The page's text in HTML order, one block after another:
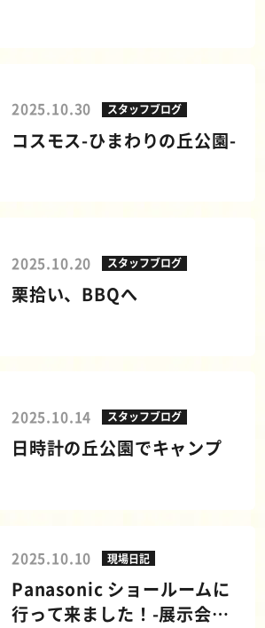
2025.10.30 スタッフブログ
コスモス-ひまわりの丘公園-
2025.10.20 スタッフブログ
栗拾い、BBQへ
2025.10.14 スタッフブログ
日時計の丘公園でキャンプ
2025.10.10 現場日記
Panasonic ショールームに
行って来ました！-展示会レ